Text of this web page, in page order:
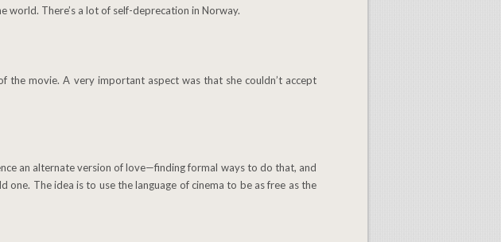
world. There’s a lot of self-deprecation in Norway.
an alternate version of love—finding formal ways to do that, and
The idea is to use the language of cinema to be as free as the